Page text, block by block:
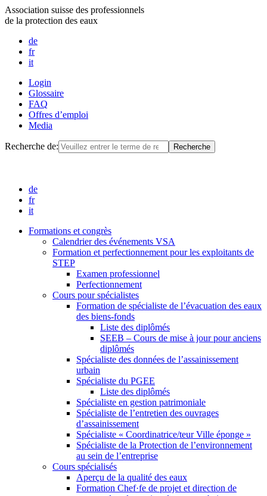
Association suisse des professionnels
de la protection des eaux
de
fr
it
Login
Glossaire
FAQ
Offres d’emploi
Media
Recherche de:
de
fr
it
Formations et congrès
Calendrier des événements VSA
Formation et perfectionnement pour les exploitants de
STEP
Examen professionnel
Perfectionnement
Cours pour spécialistes
Formation de spécialiste de l’évacuation des eaux
des biens-fonds
Liste des diplômés
SEEB – Cours de mise à jour pour anciens
diplômés
Spécialiste des données de l’assainissement
urbain
Spécialiste du PGEE
Liste des diplômés
Spécialiste en gestion patrimoniale
Spécialiste de l’entretien des ouvrages
d’assainissement
Spécialiste « Coordinatrice/teur Ville éponge »
Spécialiste de la Protection de l’environnement
au sein de l’entreprise
Cours spécialisés
Aperçu de la qualité des eaux
Formation Chef·fe de projet et direction de